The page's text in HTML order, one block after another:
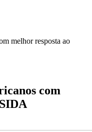
melhor resposta ao
com